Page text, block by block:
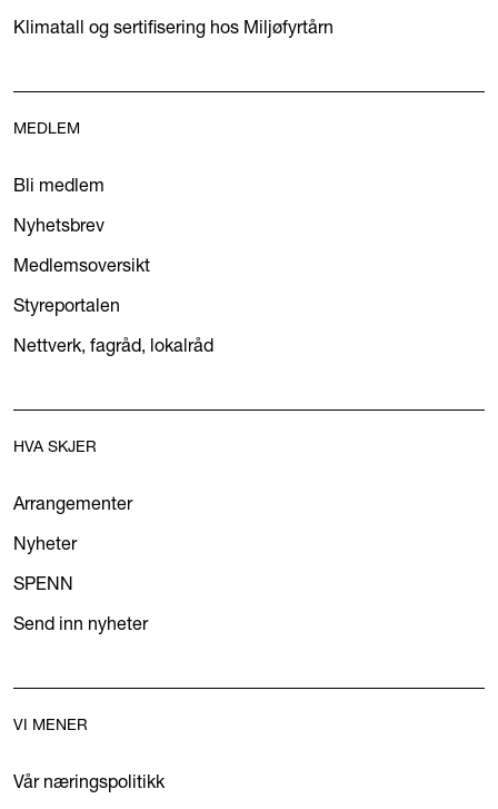
Klimatall og sertifisering hos Miljøfyrtårn
MEDLEM
Bli medlem
Nyhetsbrev
Medlemsoversikt
Styreportalen
Nettverk, fagråd, lokalråd
HVA SKJER
Arrangementer
Nyheter
SPENN
Send inn nyheter
VI MENER
Vår næringspolitikk